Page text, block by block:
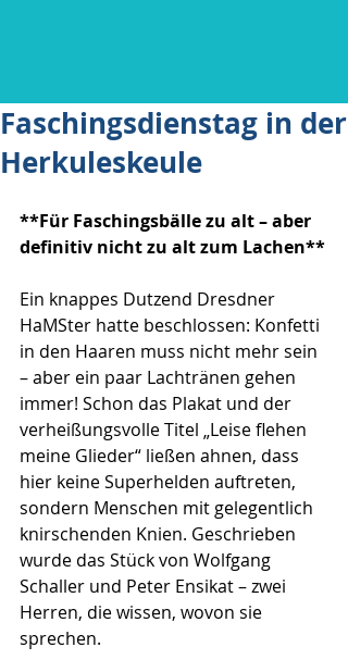
Faschingsdienstag in der
Herkuleskeule
**Für Faschingsbälle zu alt – aber
definitiv nicht zu alt zum Lachen**
Ein knappes Dutzend Dresdner
HaMSter hatte beschlossen: Konfetti
in den Haaren muss nicht mehr sein
– aber ein paar Lachtränen gehen
immer! Schon das Plakat und der
verheißungsvolle Titel „Leise flehen
meine Glieder“ ließen ahnen, dass
hier keine Superhelden auftreten,
sondern Menschen mit gelegentlich
knirschenden Knien. Geschrieben
wurde das Stück von Wolfgang
Schaller und Peter Ensikat – zwei
Herren, die wissen, wovon sie
sprechen.